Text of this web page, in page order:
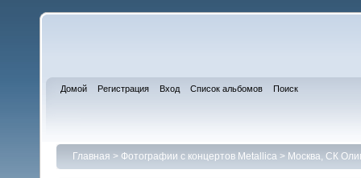
Домой Регистрация Вход Список альбомов Поиск
Главная > Фотографии с концертов Metallica > Москва, СК